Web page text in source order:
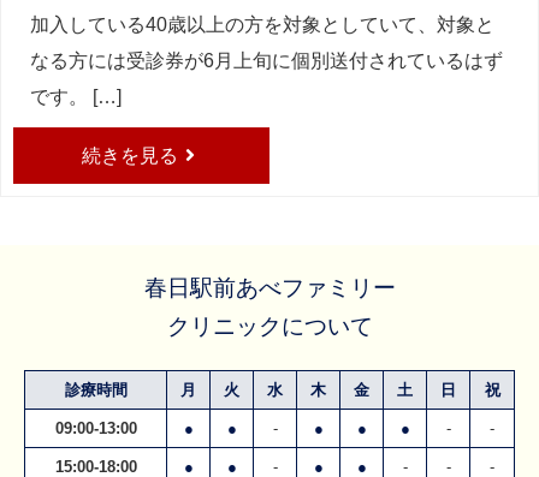
加入している40歳以上の方を対象としていて、対象と
なる方には受診券が6月上旬に個別送付されているはず
です。 […]
続きを見る
春日駅前あべファミリー
クリニックについて
診療時間 月 火 水 木 金 土 日 祝
09:00-13:00 ● ● - ● ● ● - -
15:00-18:00 ● ● - ● ● - - -